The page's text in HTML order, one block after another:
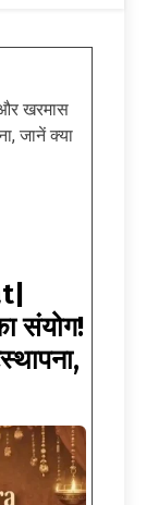
खरमास
जानें क्या
संयोग!